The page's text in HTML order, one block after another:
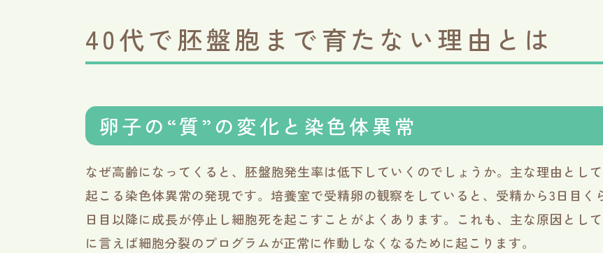
40代で胚盤胞まで育たない理由とは
卵子の“質”の変化と染色体異常
なぜ高齢になってくると、胚盤胞発生率は低下していくのでしょうか。主な理由とし
起こる染色体異常の発現です。培養室で受精卵の観察をしていると、受精から3日目
日目以降に成長が停止し細胞死を起こすことがよくあります。これも、主な原因とし
に言えば細胞分裂のプログラムが正常に作動しなくなるために起こります。